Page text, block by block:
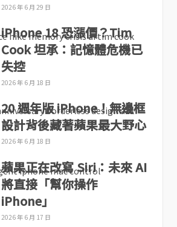
2026 年 6 月 29 日
iPhone 18 恐漲價？Tim
Cook 坦承：記憶體危機已
失控
2026 年 6 月 18 日
20 週年版 iPhone！無邊框
設計背後藏著蘋果最大野心
2026 年 6 月 18 日
蘋果正在改寫 Siri：未來 AI
將直接「幫你操作
iPhone」
2026 年 6 月 17 日